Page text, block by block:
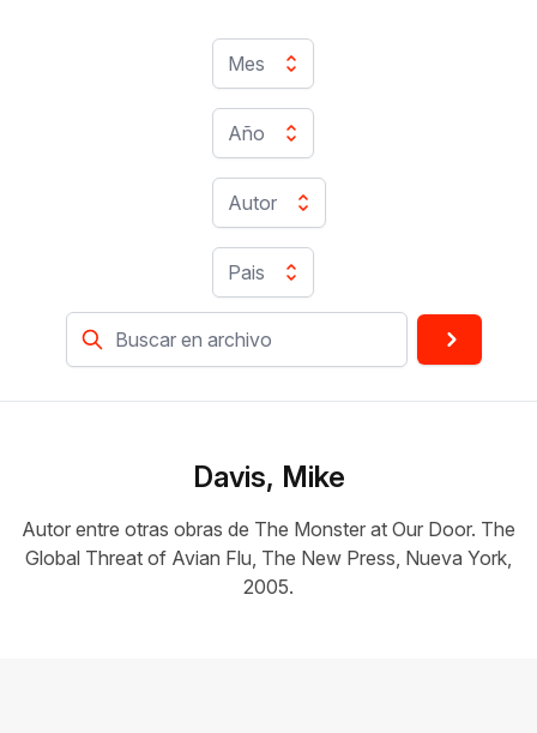
Mes
Año
Autor
Pais
Davis, Mike
Autor entre otras obras de The Monster at Our Door. The
Global Threat of Avian Flu, The New Press, Nueva York,
2005.